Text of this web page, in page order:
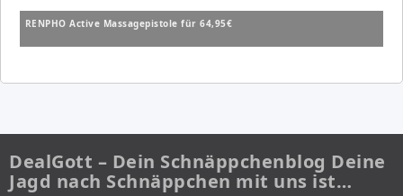
RENPHO Active Massagepistole für 64,95€
DealGott – Dein Schnäppchenblog Deine
Jagd nach Schnäppchen mit uns ist…